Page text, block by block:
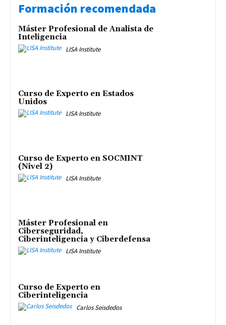
Formación recomendada
Máster Profesional de Analista de
Inteligencia
LISA Institute
Curso de Experto en Estados
Unidos
LISA Institute
Curso de Experto en SOCMINT
(Nivel 2)
LISA Institute
Máster Profesional en
Ciberseguridad,
Ciberinteligencia y Ciberdefensa
LISA Institute
Curso de Experto en
Ciberinteligencia
Carlos Seisdedos